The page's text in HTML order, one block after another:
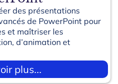
des présentations
de PowerPoint pour
et maîtriser les
d’animation et
plus...